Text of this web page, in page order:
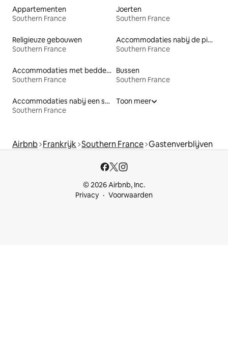
Appartementen
Southern France
Joerten
Southern France
Religieuze gebouwen
Southern France
Accommodaties nabij de piste
Southern France
Accommodaties met bedden op toegankelijke hoogte
Southern France
Bussen
Southern France
Accommodaties nabij een strand
Southern France
Toon meer
Airbnb Frankrijk Southern France Gastenverblijven
© 2026 Airbnb, Inc.
Privacy
Voorwaarden